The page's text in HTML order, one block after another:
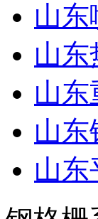
山东
山东
山东
山东
山东